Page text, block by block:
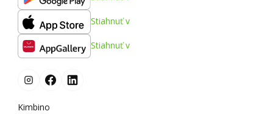
Stiahnuť v
Stiahnuť v
Kimbino